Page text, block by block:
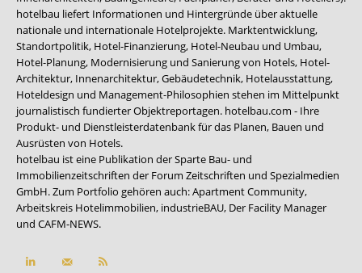
hotelbau liefert Informationen und Hintergründe über aktuelle
nationale und internationale Hotelprojekte. Marktentwicklung,
Standortpolitik, Hotel-Finanzierung, Hotel-Neubau und Umbau,
Hotel-Planung, Modernisierung und Sanierung von Hotels, Hotel-
Architektur, Innenarchitektur, Gebäudetechnik, Hotelausstattung,
Hoteldesign und Management-Philosophien stehen im Mittelpunkt
journalistisch fundierter Objektreportagen. hotelbau.com - Ihre
Produkt- und Dienstleisterdatenbank für das Planen, Bauen und
Ausrüsten von Hotels.
hotelbau ist eine Publikation der Sparte Bau- und
Immobilienzeitschriften der Forum Zeitschriften und Spezialmedien
GmbH. Zum Portfolio gehören auch:Apartment Community,
Arbeitskreis Hotelimmobilien, industrieBAU, Der Facility Manager
und CAFM-NEWS.